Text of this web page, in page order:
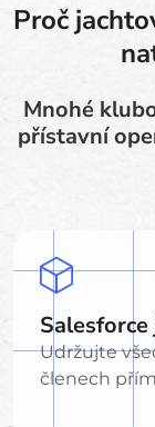
Proč
Mnohé
přístavní
Udržujte
členech